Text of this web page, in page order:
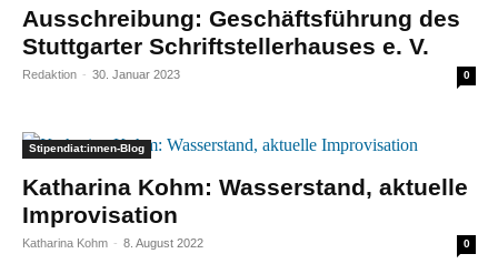
Ausschreibung: Geschäftsführung des
Stuttgarter Schriftstellerhauses e. V.
Redaktion - 30. Januar 2023 0
Stipendiat:innen-Blog
Katharina Kohm: Wasserstand, aktuelle
Improvisation
Katharina Kohm - 8. August 2022 0